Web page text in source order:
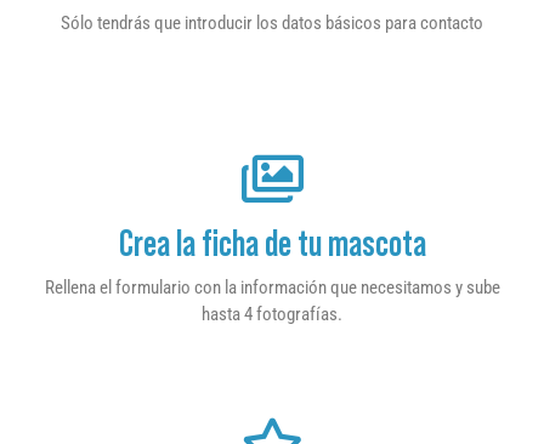
Sólo tendrás que introducir los datos básicos para contacto
Crea la ficha de tu mascota
Rellena el formulario con la información que necesitamos y sube
hasta 4 fotografías.